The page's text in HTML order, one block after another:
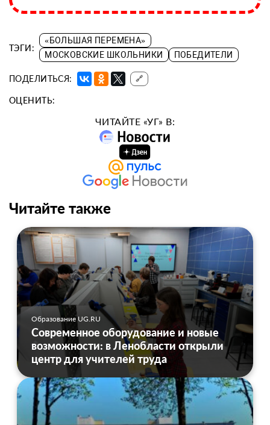
ТЭГИ:
«БОЛЬШАЯ ПЕРЕМЕНА»
МОСКОВСКИЕ ШКОЛЬНИКИ
ПОБЕДИТЕЛИ
ПОДЕЛИТЬСЯ: 🔗
ОЦЕНИТЬ:
ЧИТАЙТЕ «УГ» В:
Читайте также
Образование UG.RU
Современное оборудование и новые
возможности: в Ленобласти открыли
центр для учителей труда